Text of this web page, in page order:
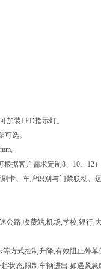
可加装LED指示灯。
选。
。
根据客户需求定制 8、 10、 12
卡、车牌识别与门禁联动、远
公路,收费站,机场,学校,银行,
等方式控制升降,有效阻止外单
状态,限制车辆进出,如遇紧急